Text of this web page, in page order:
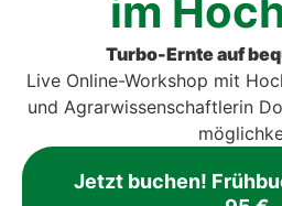
im
Tur­bo-Ern­te auf
Live Online-Work­shop mit
und Agrar­wis­sen­schaft­le­rin
Jetzt buchen!